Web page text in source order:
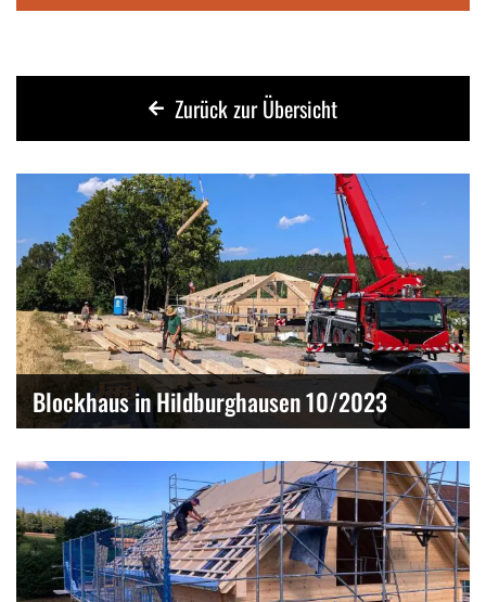
Zurück zur Übersicht
Blockhaus in Hildburghausen 10/2023